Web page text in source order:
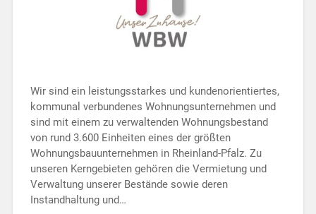
Wir sind ein leistungsstarkes und kundenorientiertes,
kommunal verbundenes Wohnungsunternehmen und
sind mit einem zu verwaltenden Wohnungsbestand
von rund 3.600 Einheiten eines der größten
Wohnungsbauunternehmen in Rheinland-Pfalz. Zu
unseren Kerngebieten gehören die Vermietung und
Verwaltung unserer Bestände sowie deren
Instandhaltung und…